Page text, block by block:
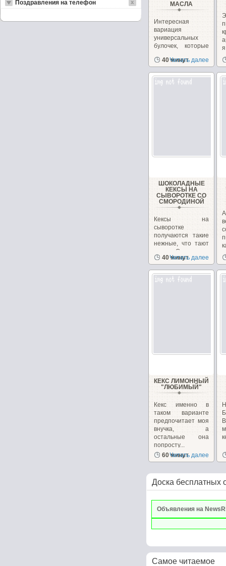
МАСЛА
Интересная
вариация
универсальных
булочек, которые
сладкими,...
40 минут
Читать далее
ШОКОЛАДНЫЕ
КЕКСЫ НА
СЫВОРОТКЕ СО
СМОРОДИНОЙ
Кексы на
сыворотке
получаются такие
нежные, что тают
во рту. Смородина
придает...
40 минут
Читать далее
КЕКС ЛИМОННЫЙ
"ЛЮБИМЫЙ"
Кекс именно в
таком варианте
предпочитает моя
внучка, а
остальные она
попросту...
60 минут
Читать далее
Доска бесплатных
Объявления на
Самое читаемое
Поздравления на телефон